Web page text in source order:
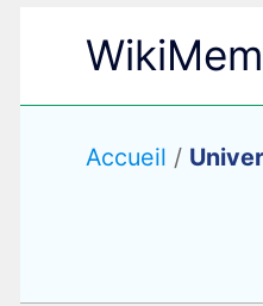
Accueil /